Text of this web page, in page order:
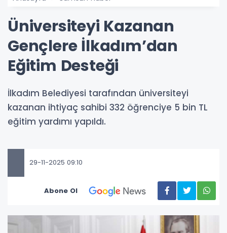
Üniversiteyi Kazanan
Gençlere İlkadım’dan
Eğitim Desteği
İlkadım Belediyesi tarafından üniversiteyi
kazanan ihtiyaç sahibi 332 öğrenciye 5 bin TL
eğitim yardımı yapıldı.
29-11-2025 09:10
Abone Ol